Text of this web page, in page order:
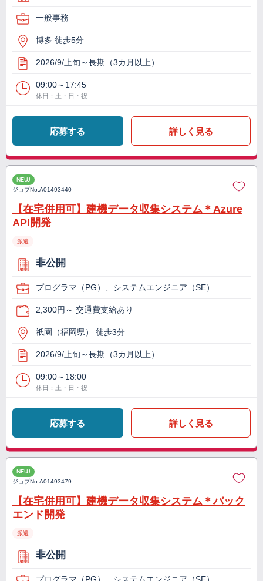
一般事務
博多 徒歩5分
2026/9/上旬～長期（3カ月以上）
09:00～17:45
休日：土・日・祝
応募する 詳しく見る
NEW
ジョブNo.A01493440
【在宅併用可】建機データ収集システム＊Azure
API開発
派遣
非公開
プログラマ（PG）、システムエンジニア（SE）
2,300円～ 交通費支給あり
祇園（福岡県） 徒歩3分
2026/9/上旬～長期（3カ月以上）
09:00～18:00
休日：土・日・祝
応募する 詳しく見る
NEW
ジョブNo.A01493479
【在宅併用可】建機データ収集システム＊バック
エンド開発
派遣
非公開